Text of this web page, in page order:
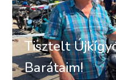
Tisztelt
Barátaim!